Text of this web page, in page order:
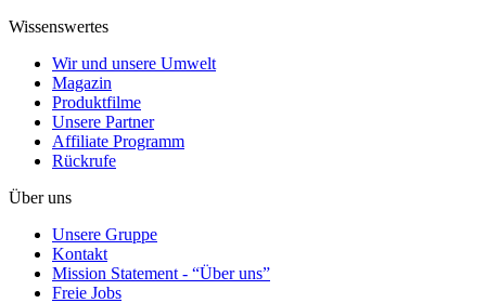
Wissenswertes
Wir und unsere Umwelt
Magazin
Produktfilme
Unsere Partner
Affiliate Programm
Rückrufe
Über uns
Unsere Gruppe
Kontakt
Mission Statement - “Über uns”
Freie Jobs